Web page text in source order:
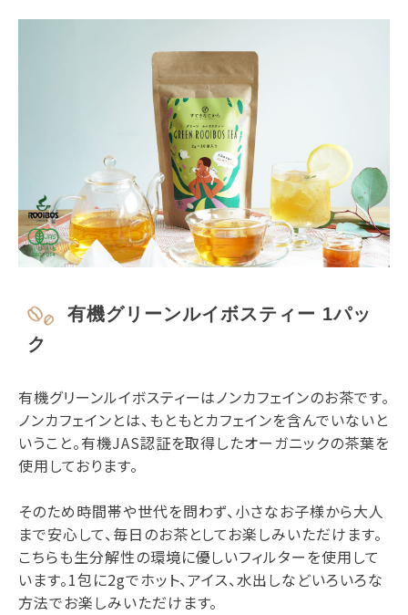
有機グリーンルイボスティー 1パッ
ク
有機グリーンルイボスティーはノンカフェインのお茶です。
ノンカフェインとは、もともとカフェインを含んでいないと
いうこと。有機JAS認証を取得したオーガニックの茶葉を
使用しております。
そのため時間帯や世代を問わず、小さなお子様から大人
まで安心して、毎日のお茶としてお楽しみいただけます。
こちらも生分解性の環境に優しいフィルターを使用して
います。1包に2gでホット、アイス、水出しなどいろいろな
方法でお楽しみいただけます。